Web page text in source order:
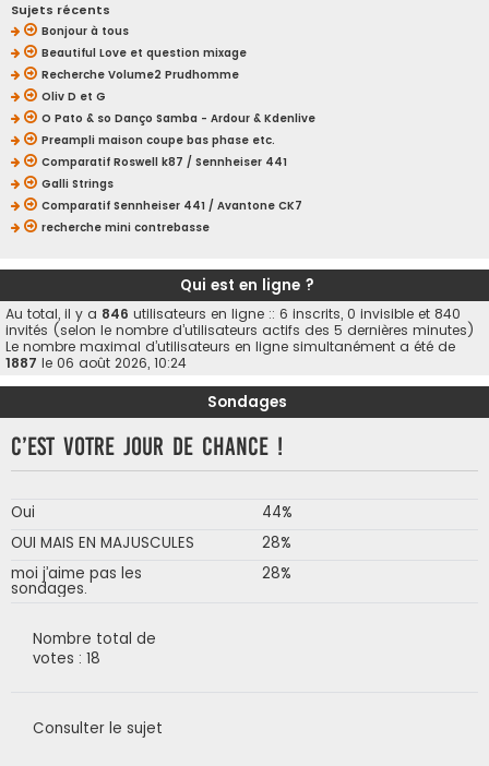
Sujets récents
Bonjour à tous
Beautiful Love et question mixage
Recherche Volume2 Prudhomme
Oliv D et G
O Pato & so Danço Samba - Ardour & Kdenlive
Preampli maison coupe bas phase etc.
Comparatif Roswell k87 / Sennheiser 441
Galli Strings
Comparatif Sennheiser 441 / Avantone CK7
recherche mini contrebasse
Qui est en ligne ?
Au total, il y a 846 utilisateurs en ligne :: 6 inscrits, 0 invisible et 840
invités (selon le nombre d’utilisateurs actifs des 5 dernières minutes)
Le nombre maximal d’utilisateurs en ligne simultanément a été de
1887 le 06 août 2026, 10:24
Sondages
C’est votre jour de chance !
Oui
44%
OUI MAIS EN MAJUSCULES
28%
moi j’aime pas les
sondages.
28%
Nombre total de
votes : 18
Consulter le sujet